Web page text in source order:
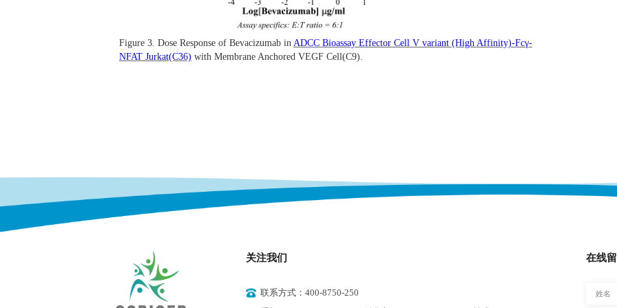
Figure 3. Dose Response of Bevacizumab in ADCC Bioassay Effector Cell V variant (High Affinity)-Fcγ-
NFAT Jurkat(C36) with Membrane Anchored VEGF Cell(C9).
关注我们
联系方式：400-8750-250
在线